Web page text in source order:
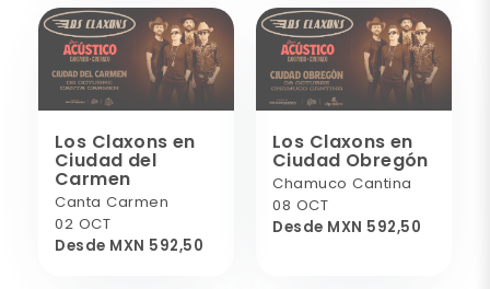
Los Claxons en
Ciudad del
Carmen
Canta Carmen
02 OCT
Desde MXN 592,50
Los Claxons en
Ciudad Obregón
Chamuco Cantina
08 OCT
Desde MXN 592,50